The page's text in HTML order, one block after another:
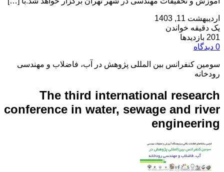
اردیبهشت 11, 1403
یک دقیقه خواندن
201 بازدیدها
0 دیدگاه
سومین کنفرانس بین المللی پژوهش در آب، فاضلاب و مهندسی
رودخانه
The third international research
conference in water, sewage and river
engineering